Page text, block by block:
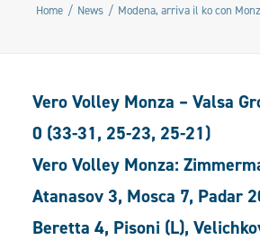
Home News Modena, arriva il ko con
Vero Volley Monza – Valsa
0 (33-31, 25-23, 25-21)
Vero Volley Monza:
Atanasov 3, Mosca 7, Padar
Beretta 4, Pisoni (L),